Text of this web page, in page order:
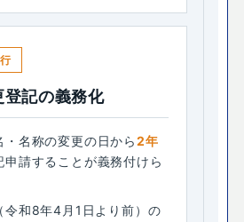
記の義務化
・名称の変更の日から2年
申請することが義務付けら
令和8年4月1日より前）の